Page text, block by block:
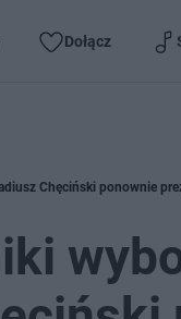
Dołącz
Chęciński ponownie